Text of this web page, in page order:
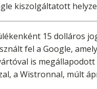
kiszolgáltatott
15 dolláros
fel a Google,
is
a Wistronnal, múlt